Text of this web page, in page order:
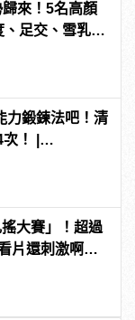
來！5名高顏
足交、雪乳、
力鍛鍊法吧！清
！ |
大賽」！超過
片還刺激啊！ |